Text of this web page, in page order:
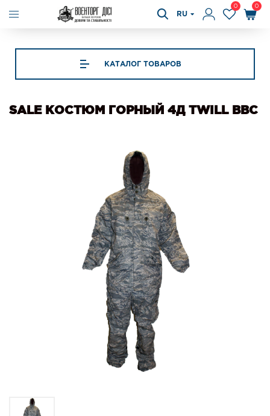
RU
0 0
КАТАЛОГ ТОВАРОВ
SALE КОСТЮМ ГОРНЫЙ 4Д TWILL BBC